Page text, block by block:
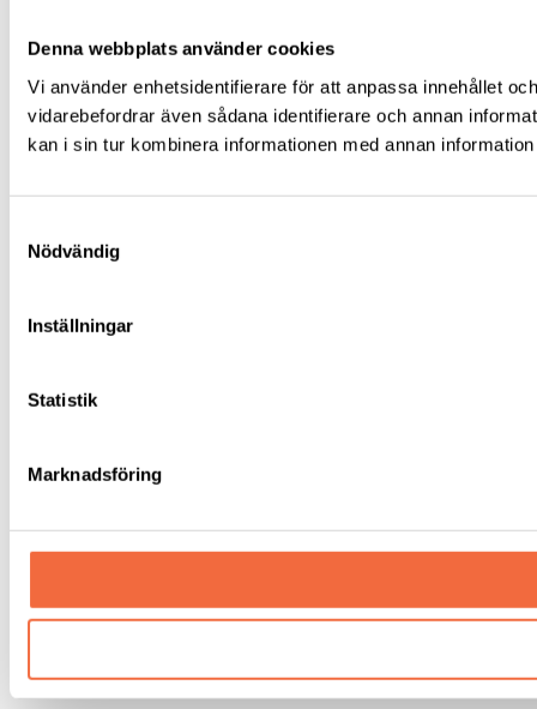
Denna webbplats använder cookies
Vi använder enhetsidentifierare för att anpassa innehållet
vidarebefordrar även sådana identifierare och annan
kan i sin tur kombinera informationen med annan
Nödvändig
Inställningar
Statistik
Marknadsföring